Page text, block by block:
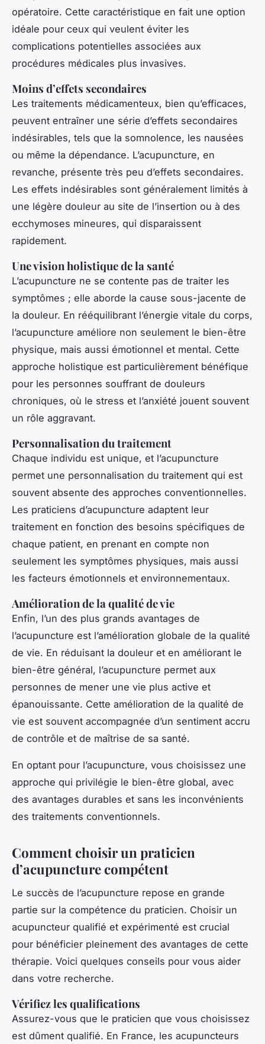
opératoire. Cette caractéristique en fait une option
idéale pour ceux qui veulent éviter les
complications potentielles associées aux
procédures médicales plus invasives.
Moins d’effets secondaires
Les traitements médicamenteux, bien qu’efficaces,
peuvent entraîner une série d’effets secondaires
indésirables, tels que la somnolence, les nausées
ou même la dépendance. L’acupuncture, en
revanche, présente très peu d’effets secondaires.
Les effets indésirables sont généralement limités à
une légère douleur au site de l’insertion ou à des
ecchymoses mineures, qui disparaissent
rapidement.
Une vision holistique de la santé
L’acupuncture ne se contente pas de traiter les
symptômes ; elle aborde la cause sous-jacente de
la douleur. En rééquilibrant l’énergie vitale du corps,
l’acupuncture améliore non seulement le bien-être
physique, mais aussi émotionnel et mental. Cette
approche holistique est particulièrement bénéfique
pour les personnes souffrant de douleurs
chroniques, où le stress et l’anxiété jouent souvent
un rôle aggravant.
Personnalisation du traitement
Chaque individu est unique, et l’acupuncture
permet une personnalisation du traitement qui est
souvent absente des approches conventionnelles.
Les praticiens d’acupuncture adaptent leur
traitement en fonction des besoins spécifiques de
chaque patient, en prenant en compte non
seulement les symptômes physiques, mais aussi
les facteurs émotionnels et environnementaux.
Amélioration de la qualité de vie
Enfin, l’un des plus grands avantages de
l’acupuncture est l’amélioration globale de la qualité
de vie. En réduisant la douleur et en améliorant le
bien-être général, l’acupuncture permet aux
personnes de mener une vie plus active et
épanouissante. Cette amélioration de la qualité de
vie est souvent accompagnée d’un sentiment accru
de contrôle et de maîtrise de sa santé.
En optant pour l’acupuncture, vous choisissez une
approche qui privilégie le bien-être global, avec
des avantages durables et sans les inconvénients
des traitements conventionnels.
Comment choisir un praticien
d’acupuncture compétent
Le succès de l’acupuncture repose en grande
partie sur la compétence du praticien. Choisir un
acupuncteur qualifié et expérimenté est crucial
pour bénéficier pleinement des avantages de cette
thérapie. Voici quelques conseils pour vous aider
dans votre recherche.
Vérifiez les qualifications
Assurez-vous que le praticien que vous choisissez
est dûment qualifié. En France, les acupuncteurs